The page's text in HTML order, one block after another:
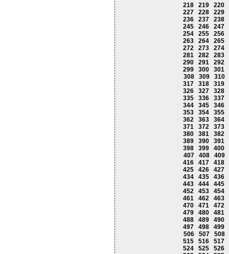
218
219
220
227
228
229
236
237
238
245
246
247
254
255
256
263
264
265
272
273
274
281
282
283
290
291
292
299
300
301
308
309
310
317
318
319
326
327
328
335
336
337
344
345
346
353
354
355
362
363
364
371
372
373
380
381
382
389
390
391
398
399
400
407
408
409
416
417
418
425
426
427
434
435
436
443
444
445
452
453
454
461
462
463
470
471
472
479
480
481
488
489
490
497
498
499
506
507
508
515
516
517
524
525
526